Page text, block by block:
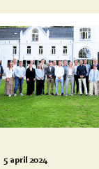
5 april 2024